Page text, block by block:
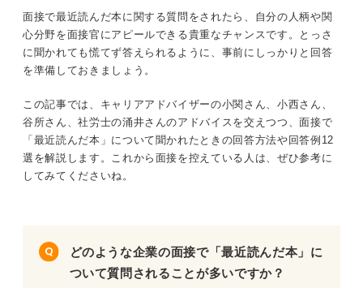
選考でマイナス評価を避けるための注意点
読んでいない本を答えるのは深掘りで嘘がバレるた
め厳禁。
「最近読んだ本はない」と答えると学習意欲を疑わ
ライトノベルや漫画は娯楽とみなされやすく避ける
のが無難。
POINT：普段読まない人も面接までに必ず1冊は読
んでおこう。
面接で「最近読んだ本」について聞かれたとき
の答え方
面接で最近読んだ本に関する質問をされたら、自分の人柄や関
心分野を面接官にアピールできる貴重なチャンスです。とっさ
に聞かれても慌てず答えられるように、事前にしっかりと回答
を準備しておきましょう。
この記事では、キャリアアドバイザーの小関さん、小西さん、
谷所さん、社労士の涌井さんのアドバイスを交えつつ、面接で
「最近読んだ本」について聞かれたときの回答方法や回答例12
選を解説します。これから面接を控えている人は、ぜひ参考に
してみてくださいね。
どのような企業の面接で「最近読んだ本」に
ついて質問されることが多いですか？